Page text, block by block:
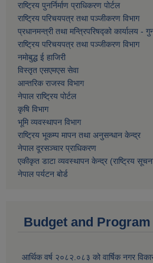
राष्ट्रिय पुनर्निर्माण प्राधिकरण पोर्टल
राष्ट्रिय परिचयपत्र तथा पञ्जीकरण विभाग
प्रधानमन्त्री तथा मन्त्रिपरिषद्को कार्यालय -
राष्ट्रिय परिचयपत्र तथा पञ्जीकरण विभाग
नमाेबुद्ध ई हाजिरी
विस्तृत एसएमएस सेवा
आन्तरिक राजस्व विभाग
नेपाल राष्ट्रिय पोर्टल
कृषि विभाग
भूमि व्यवस्थापन विभाग
राष्ट्रिय भूकम्प मापन तथा अनुसन्धान केन्द्र
नेपाल दूरसञ्चार प्राधिकरण
एकीकृत डाटा व्यवस्थापन केन्द्र (राष्ट्रिय
नेपाल पर्यटन बोर्ड
Budget and Program
आर्थिक वर्ष २०८२.०८३ को वार्षिक नगर